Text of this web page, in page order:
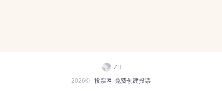
2026© 投票网 免费创建投票
ZH